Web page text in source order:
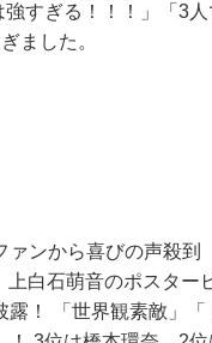
すぎる！！！」「3
ました。
ァンから喜びの声殺到
白石萌音のポスター
！ 「世界観素敵」「